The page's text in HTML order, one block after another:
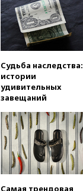
Судьба наследства:
истории
удивительных
завещаний
Самая трендовая